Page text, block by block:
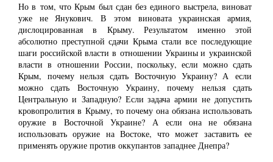
Но в том, что Крым был сдан без единого выстрела, виноват
уже не Янукович. В этом виновата украинская армия,
дислоцированная в Крыму. Результатом именно этой
абсолютно преступной сдачи Крыма стали все последующие
шаги российской власти в отношении Украины и украинской
власти в отношении России, поскольку, если можно сдать
Крым, почему нельзя сдать Восточную Украину? А если
можно сдать Восточную Украину, почему нельзя сдать
Центральную и Западную? Если задача армии не допустить
кровопролития в Крыму, то почему она обязана использовать
оружие в Восточной Украине? А если она не обязана
использовать оружие на Востоке, что может заставить ее
применять оружие против оккупантов западнее Днепра?